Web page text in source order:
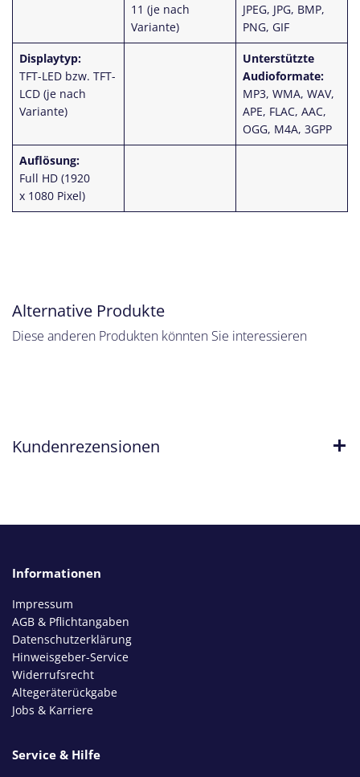
11 (je nach
Variante)
JPEG, JPG, BMP,
PNG, GIF
Displaytyp:
TFT-LED bzw. TFT-
LCD (je nach
Variante)
Unterstützte
Audioformate:
MP3, WMA, WAV,
APE, FLAC, AAC,
OGG, M4A, 3GPP
Auflösung:
Full HD (1920
x 1080 Pixel)
Alternative Produkte
Diese anderen Produkten könnten Sie interessieren
Kundenrezensionen
Informationen
Impressum
AGB & Pflichtangaben
Datenschutzerklärung
Hinweisgeber-Service
Widerrufsrecht
Altegeräterückgabe
Jobs & Karriere
Service & Hilfe